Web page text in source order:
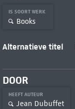
IS SOORT WERK
Books
Alternatieve titel
DOOR
HEEFT AUTEUR
Jean Dubuffet